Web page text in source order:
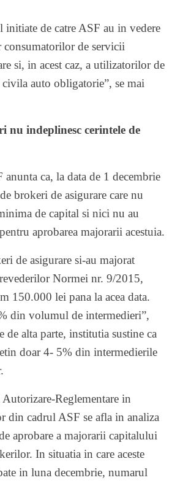
de catre ASF au in vedere
consumatorilor de servicii
si, in acest caz, a utilizatorilor de
auto obligatorie”, se mai
nu indeplinesc cerintele de
anunta ca, la data de 1 decembrie
brokeri de asigurare care nu
de capital si nici nu au
aprobarea majorarii acestuia.
de asigurare si-au majorat
Normei nr. 9/2015,
150.000 lei pana la acea data.
din volumul de intermedieri”,
de alta parte, institutia sustine ca
doar 4- 5% din intermedierile
Reglementare in
din cadrul ASF se afla in analiza
aprobare a majorarii capitalului
In situatia in care aceste
in luna decembrie, numarul